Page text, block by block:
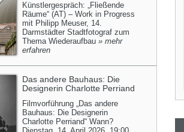
Künstlergespräch: „Fließende
Räume“ (AT) – Work in Progress
mit Philipp Meuser, 14.
Darmstädter Stadtfotograf zum
Thema Wiederaufbau » mehr
erfahren
Das andere Bauhaus: Die
Designerin Charlotte Perriand
Filmvorführung „Das andere
Bauhaus: Die Designerin
Charlotte Perriand“ Wann?